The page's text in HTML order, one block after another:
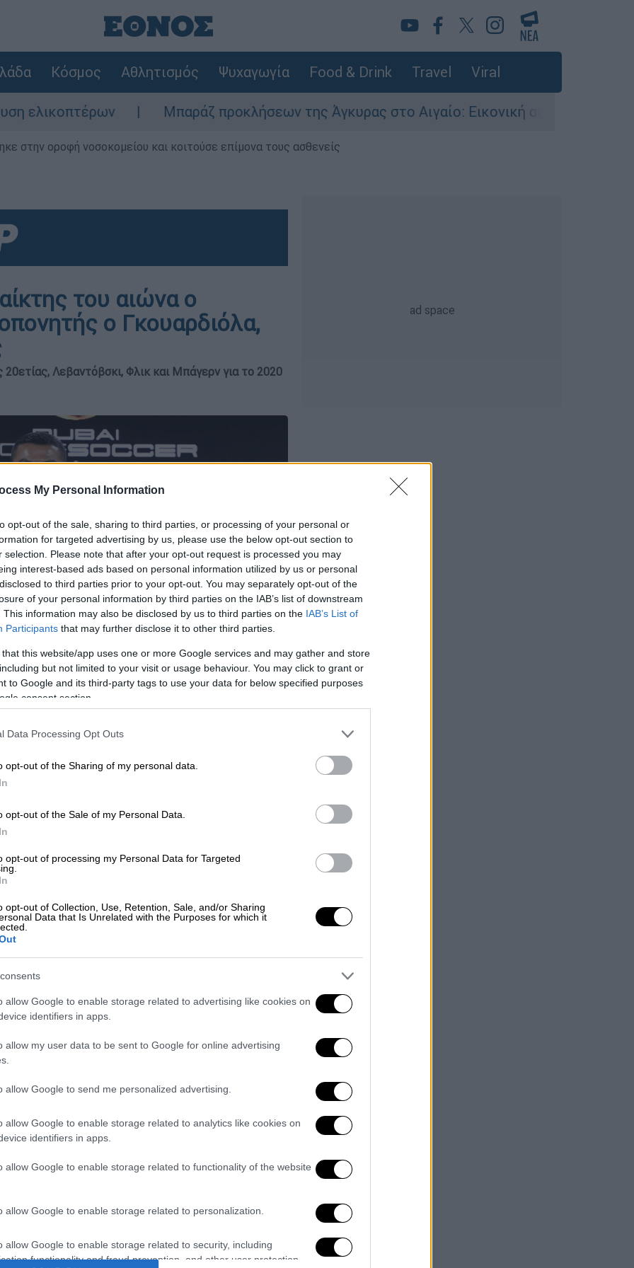
My Personal Information
opt-out of the sale, sharing to third parties, or processing of your personal or
for targeted advertising by us, please use the below opt-out section to
selection. Please note that after your opt-out request is processed you may
interest-based ads based on personal information utilized by us or personal
to third parties prior to your opt-out. You may separately opt-out of the
of your personal information by third parties on the IAB’s list of downstream
This information may also be disclosed by us to third parties on the IAB’s List of
Participants that may further disclose it to other third parties.
that this website/app uses one or more Google services and may gather and store
but not limited to your visit or usage behaviour. You may click to grant or
to Google and its third-party tags to use your data for below specified purposes
consent section.
Data Processing Opt Outs
opt-out of the Sharing of my personal data.
opt-out of the Sale of my Personal Data.
opt-out of processing my Personal Data for Targeted
opt-out of Collection, Use, Retention, Sale, and/or Sharing
Data that Is Unrelated with the Purposes for which it
allow Google to enable storage related to advertising like cookies on
identifiers in apps.
allow my user data to be sent to Google for online advertising
allow Google to send me personalized advertising.
allow Google to enable storage related to analytics like cookies on
identifiers in apps.
allow Google to enable storage related to functionality of the website
allow Google to enable storage related to personalization.
allow Google to enable storage related to security, including
functionality and fraud prevention, and other user protection.
Κόσμος Αθλητισμός Ψυχαγωγία Food & Drink Travel Viral
Μπαράζ προκλήσεων της Άγκυρας στο Αιγαίο: Εικονική αερομαχία ανάμεσα σε
στην οροφή νοσοκομείου και κοιτούσε επίμονα τους ασθενείς
του αιώνα ο
ο Γκουαρδιόλα,
Λεβαντόβσκι, Φλικ και Μπάγερν για το 2020
χρονιάς» ο
«παίκτης του αιώνα» στα
εν μέσω πανδημίας, που
στο Ντουμπάι, ο Πορτογάλος σούπερ
τον Ρόμπερτ Λεβαντόβσκι που
2020. Παράλληλα, ο Πεπ Γκουαρδιόλα
20ετίας και ο Χάνσι Φλικ της χρονιάς,
ομάδα από το 2000 ως το 2020 και
έτος έχοντας κατακτήσει ένα
ο «CR7» συγκέντρωσε τις
Λιονέλ Μέσι
κατέληξε στη
ΜονάχουκαιΑλ-Αχλί.Στους
Γκουαρδιόλα, ο οποίος βρέθηκε πάνω
καιΖινεντίν Ζιντάν.
Hotel, located in the Iconic Burj
Awards saw the very best talent in the
Special Edition⁠. Congratulations to
Globe Soccer Awards! 👏
Zm1CupIWIG
December 27, 2020
οΡόμπερτ Λεβαντόφσκιέκανε το...
τα βραβεία της
ΚλοπκαιΤζανπιέρο Γκασπερίνιγια τον